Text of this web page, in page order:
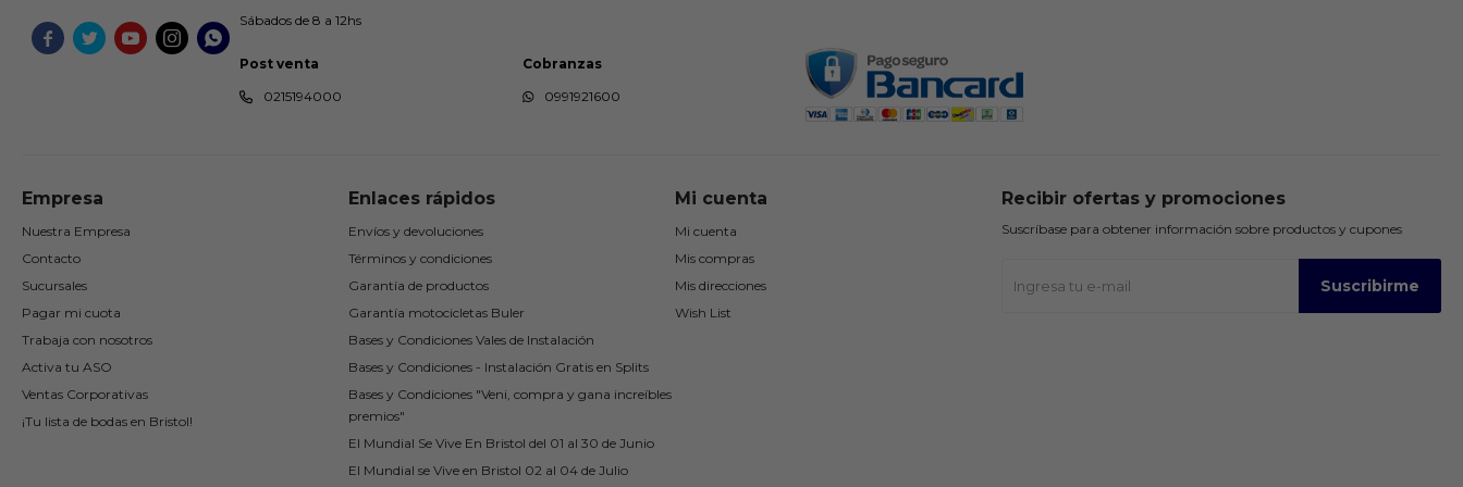
    
Sábados de 8 a 12hs
Post venta
0215194000
Cobranzas
0991921600
Empresa
Nuestra Empresa
Contacto
Sucursales
Pagar mi cuota
Trabaja con nosotros
Activa tu ASO
Ventas Corporativas
¡Tu lista de bodas en Bristol!
Enlaces rápidos
Envíos y devoluciones
Términos y condiciones
Garantía de productos
Garantía motocicletas Buler
Bases y Condiciones Vales de Instalación
Bases y Condiciones - Instalación Gratis en Splits
Bases y Condiciones "Veni, compra y gana increíbles
premios"
El Mundial Se Vive En Bristol del 01 al 30 de Junio
El Mundial se Vive en Bristol 02 al 04 de Julio
Mi cuenta
Mi cuenta
Mis compras
Mis direcciones
Wish List
Recibir ofertas y promociones
Suscríbase para obtener información sobre productos y cupones
Suscribirme